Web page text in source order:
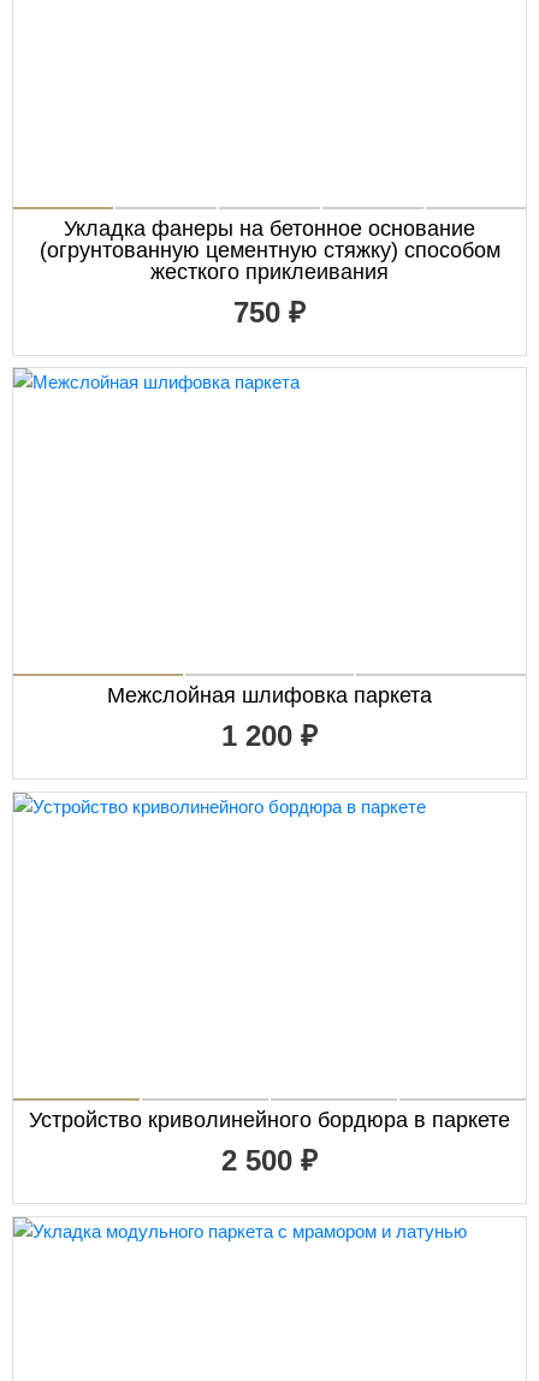
Укладка фанеры на бетонное основание
(огрунтованную цементную стяжку) способом
жесткого приклеивания
750 ₽
Межслойная шлифовка паркета
1 200 ₽
Устройство криволинейного бордюра в паркете
2 500 ₽